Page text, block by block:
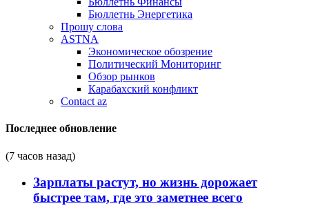
Бюллетнь Энергетика
Прошу слова
ASTNA
Экономическое обозрение
Политический Мониторинг
Обзор рынков
Карабахский конфликт
Contact az
Последнее обновление
(7 часов назад)
Зарплаты растут, но жизнь дорожает
быстрее там, где это заметнее всего